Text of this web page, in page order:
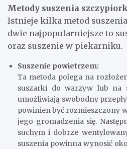
Metody suszenia
Istnieje kilka metod
dwie najpopularniejsze to
oraz suszenie w piekarniku.
Suszenie powietrzem:
Ta metoda polega na
suszarki do warzyw lub na
umożliwiają swobodny
powinien być rozmieszczony
jego gromadzenia się.
suchym i dobrze
suszenia powinna wynosić